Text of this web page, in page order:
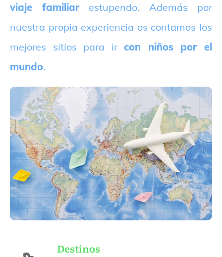
viaje familiarestupendo. Además por
nuestra propia experiencia os contamos los
mejores sitios para ircon niños por el
mundo.
Destinos